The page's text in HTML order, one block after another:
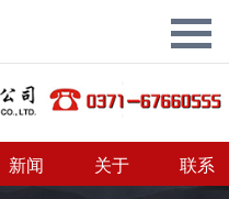
新闻 关于 联系